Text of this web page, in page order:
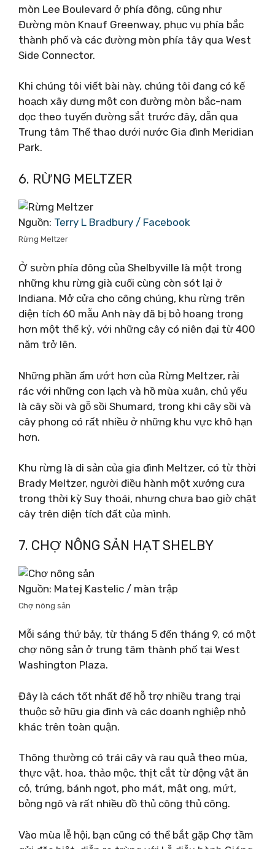
mòn Lee Boulevard ở phía đông, cũng như
Đường mòn Knauf Greenway, phục vụ phía bắc
thành phố và các đường mòn phía tây qua West
Side Connector.
Khi chúng tôi viết bài này, chúng tôi đang có kế
hoạch xây dựng một con đường mòn bắc-nam
dọc theo tuyến đường sắt trước đây, dẫn qua
Trung tâm Thể thao dưới nước Gia đình Meridian
Park.
6. RỪNG MELTZER
Nguồn: Terry L Bradbury / Facebook
Rừng Meltzer
Ở sườn phía đông của Shelbyville là một trong
những khu rừng già cuối cùng còn sót lại ở
Indiana. Mở cửa cho công chúng, khu rừng trên
diện tích 60 mẫu Anh này đã bị bỏ hoang trong
hơn một thế kỷ, với những cây có niên đại từ 400
năm trở lên.
Những phần ẩm ướt hơn của Rừng Meltzer, rải
rác với những con lạch và hồ mùa xuân, chủ yếu
là cây sồi và gỗ sồi Shumard, trong khi cây sồi và
cây phong có rất nhiều ở những khu vực khô hạn
hơn.
Khu rừng là di sản của gia đình Meltzer, có từ thời
Brady Meltzer, người điều hành một xưởng cưa
trong thời kỳ Suy thoái, nhưng chưa bao giờ chặt
cây trên diện tích đất của mình.
7. CHỢ NÔNG SẢN HẠT SHELBY
Nguồn: Matej Kastelic / màn trập
Chợ nông sản
Mỗi sáng thứ bảy, từ tháng 5 đến tháng 9, có một
chợ nông sản ở trung tâm thành phố tại West
Washington Plaza.
Đây là cách tốt nhất để hỗ trợ nhiều trang trại
thuộc sở hữu gia đình và các doanh nghiệp nhỏ
khác trên toàn quận.
Thông thường có trái cây và rau quả theo mùa,
thực vật, hoa, thảo mộc, thịt cắt từ động vật ăn
cỏ, trứng, bánh ngọt, pho mát, mật ong, mứt,
bỏng ngô và rất nhiều đồ thủ công thủ công.
Vào mùa lễ hội, bạn cũng có thể bắt gặp Chợ tầm